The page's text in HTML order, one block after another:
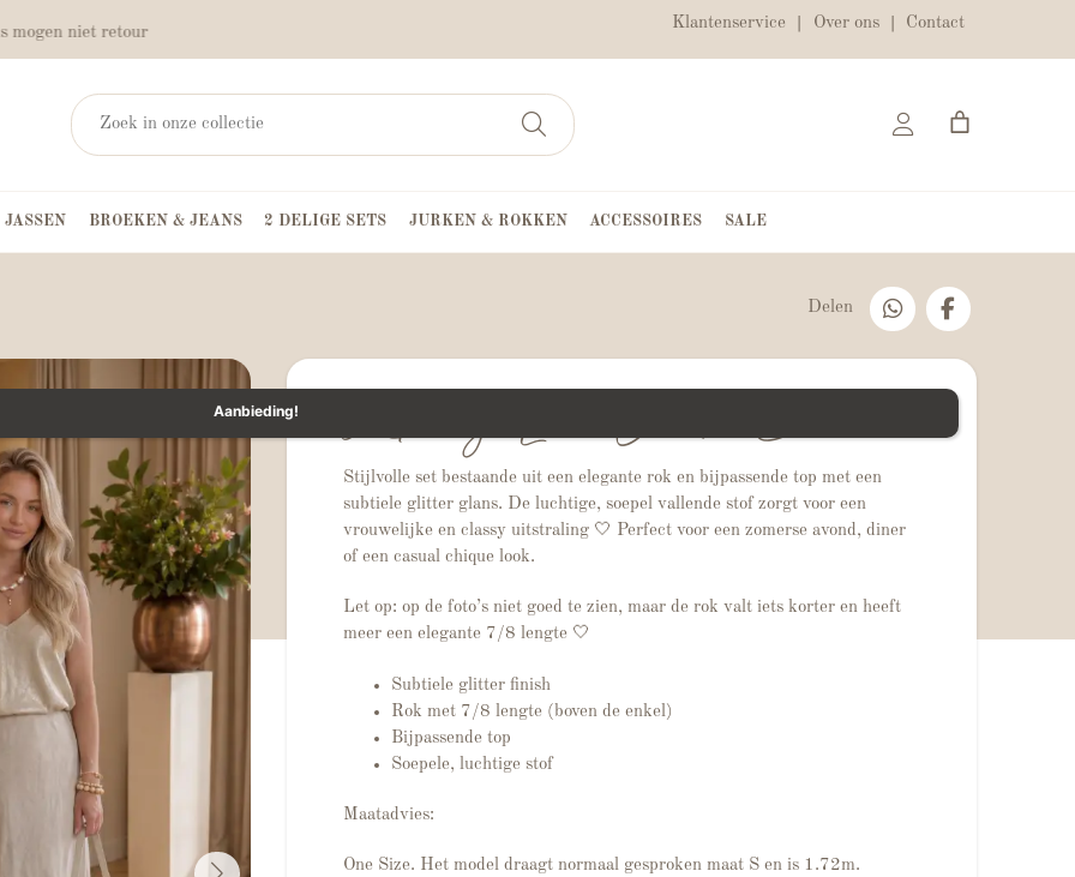
mogen niet retour
Klantenservice Over ons Contact
BROEKEN & JEANS 2 DELIGE SETS JURKEN & ROKKEN ACCESSOIRES SALE
Delen
Aanbieding! 2-Delige Licht Gouden Set
Stijlvolle set bestaande uit een elegante rok en bijpassende top met een
subtiele glitter glans. De luchtige, soepel vallende stof zorgt voor een
vrouwelijke en classy uitstraling 🤍 Perfect voor een zomerse avond, diner
of een casual chique look.
Let op: op de foto’s niet goed te zien, maar de rok valt iets korter en heeft
meer een elegante 7/8 lengte 🤍
Subtiele glitter finish
Rok met 7/8 lengte (boven de enkel)
Bijpassende top
Soepele, luchtige stof
Maatadvies:
One Size. Het model draagt normaal gesproken maat S en is 1.72m.